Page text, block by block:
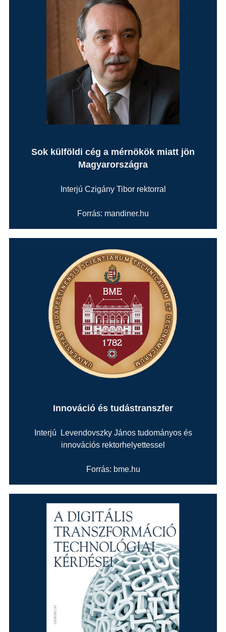
Sok külföldi cég a mérnökök miatt jön
Magyarországra
Interjú Czigány Tibor rektorral
Forrás: mandiner.hu
Innováció és tudástranszfer
Interjú Levendovszky János tudományos és
innovációs rektorhelyettessel
Forrás: bme.hu